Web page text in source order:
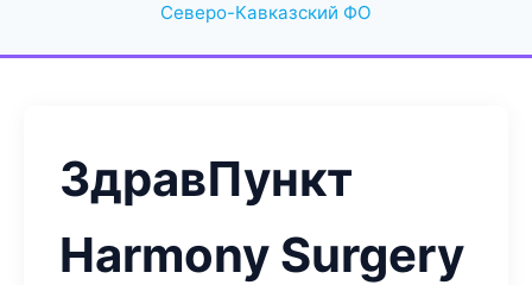
Северо-Кавказский ФО
ЗдравПункт
Harmony Surgery